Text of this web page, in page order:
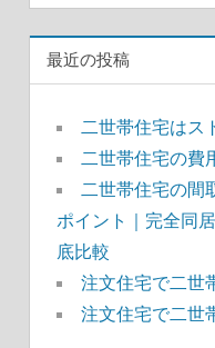
ー
シ
ョ
ン
最近の投稿
二世帯住宅はス
二世帯住宅の費
二世帯住宅の間
ポイント｜完全同
底比較
注文住宅で二世
注文住宅で二世